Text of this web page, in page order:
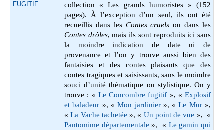
FUGITIF
collection « Les grands humoristes » (152
pages). À l’exception d’un seul, ils ont été
recueillis dans les Contes cruels ou dans les
Contes drôles, mais ils sont reproduits ici sans
la moindre indication de date ni de
provenance et l’on y trouve aussi bien des
fantaisies et des contes plaisants que des
contes tragiques et saisissants, sans le moindre
souci d’unité thématique ou stylistique. On y
trouve : « Le Concombre fugitif », « Explosif
et baladeur », «Mon jardinier», «Le Mur»,
«La Vache tachetée », « Un point de vue », «
Pantomime départementale », « Le gamin qui